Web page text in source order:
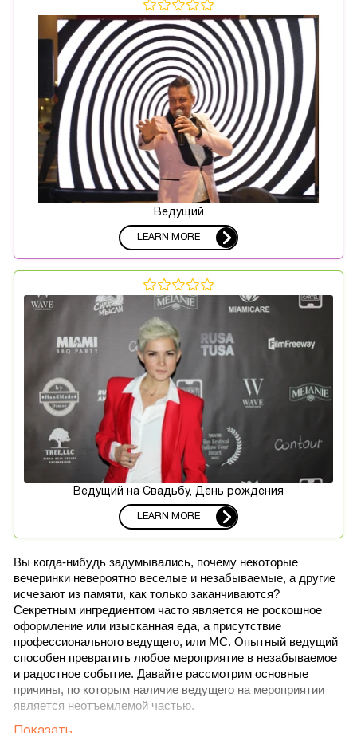
Ведущий
LEARN MORE
Ведущий на Свадьбу, День рождения
LEARN MORE
Вы когда-нибудь задумывались, почему некоторые
вечеринки невероятно веселые и незабываемые, а другие
исчезают из памяти, как только заканчиваются?
Секретным ингредиентом часто является не роскошное
оформление или изысканная еда, а присутствие
профессионального ведущего, или MC. Опытный ведущий
способен превратить любое мероприятие в незабываемое
и радостное событие. Давайте рассмотрим основные
причины, по которым наличие ведущего на мероприятии
является неотъемлемой частью.